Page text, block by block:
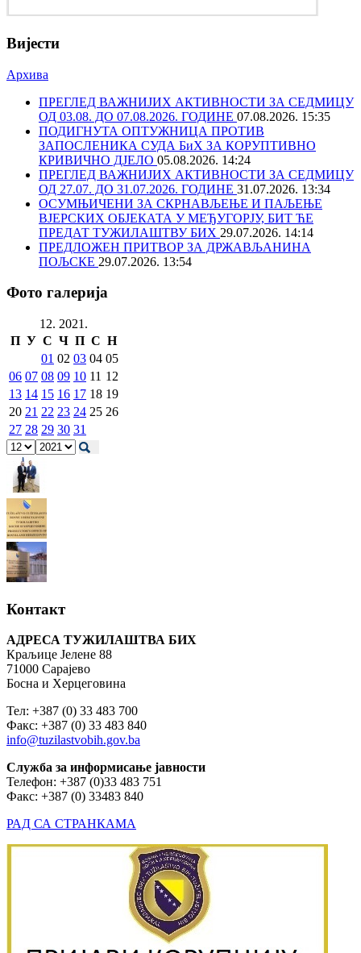
Вијести
Архива
ПРЕГЛЕД ВАЖНИЈИХ АКТИВНОСТИ ЗА СЕДМИЦУ
ОД 03.08. ДО 07.08.2026. ГОДИНЕ 07.08.2026. 15:35
ПОДИГНУТА ОПТУЖНИЦА ПРОТИВ
ЗАПОСЛЕНИКА СУДА БиХ ЗА КОРУПТИВНО
КРИВИЧНО ДЈЕЛО 05.08.2026. 14:24
ПРЕГЛЕД ВАЖНИЈИХ АКТИВНОСТИ ЗА СЕДМИЦУ
ОД 27.07. ДО 31.07.2026. ГОДИНЕ 31.07.2026. 13:34
ОСУМЊИЧЕНИ ЗА СКРНАВЉЕЊЕ И ПАЉЕЊЕ
ВЈЕРСКИХ ОБЈЕКАТА У МЕЂУГОРЈУ, БИТ ЋЕ
ПРЕДАТ ТУЖИЛАШТВУ БИХ 29.07.2026. 14:14
ПРЕДЛОЖЕН ПРИТВОР ЗА ДРЖАВЉАНИНА
ПОЉСКЕ 29.07.2026. 13:54
Фото галерија
12. 2021.
П У С Ч П С Н
01 02 03 04 05
06 07 08 09 10 11 12
13 14 15 16 17 18 19
20 21 22 23 24 25 26
27 28 29 30 31
Контакт
АДРЕСА ТУЖИЛАШТВА БИХ
Краљице Јелене 88
71000 Сарајево
Босна и Херцеговина
Тел: +387 (0) 33 483 700
Факс: +387 (0) 33 483 840
info@tuzilastvobih.gov.ba
Служба за информисање јавности
Телефон: +387 (0)33 483 751
Факс: +387 (0) 33483 840
РАД СА СТРАНКАМА